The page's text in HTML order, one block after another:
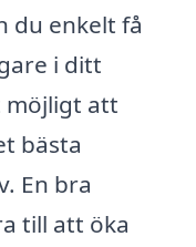
du enkelt få
i ditt
möjligt att
bästa
En bra
till att öka